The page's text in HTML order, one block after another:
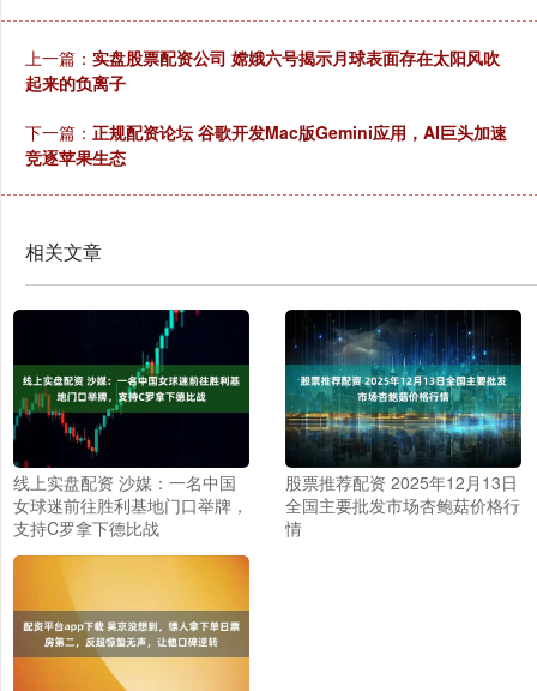
上一篇： 实盘股票配资公司 嫦娥六号揭示月球表面存在太阳风吹
起来的负离子
下一篇： 正规配资论坛 谷歌开发Mac版Gemini应用，AI巨头加速
竞逐苹果生态
相关文章
线上实盘配资 沙媒：一名中国
女球迷前往胜利基地门口举牌，
支持C罗拿下德比战
股票推荐配资 2025年12月13日
全国主要批发市场杏鲍菇价格行
情